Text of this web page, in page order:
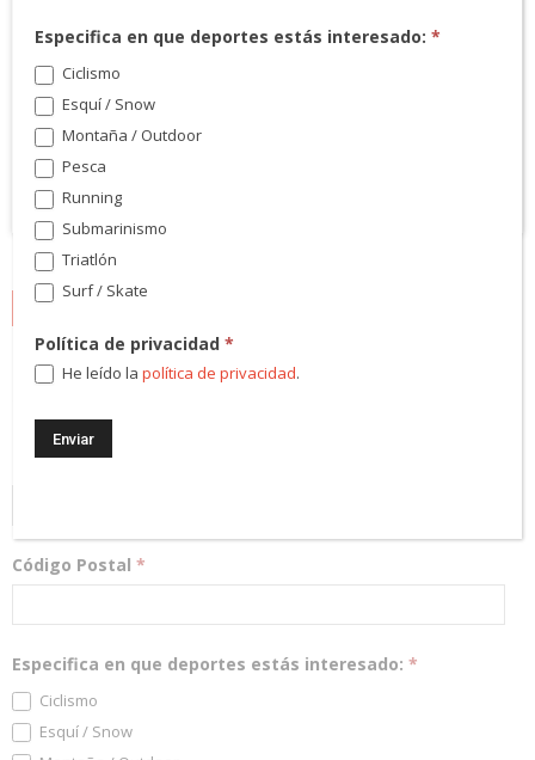
¡Regístrate! Te mantendremos informado de las novedades y
Dirección Email
Código Postal *
Especifica en que deportes estás interesado: *
Ciclismo
Esquí / Snow
Especifica en que deportes estás interesado:*
Ciclismo
Esquí / Snow
Montaña / Outdoor
Pesca
Running
Submarinismo
Triatlón
Surf / Skate
Política de privacidad*
He leído lapolítica de privacidad.